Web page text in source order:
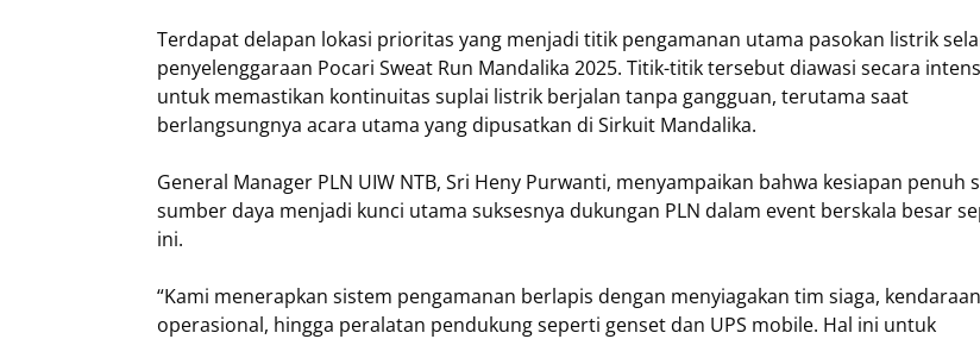
Terdapat delapan lokasi prioritas yang menjadi titik pengamanan utama pasokan listrik
penyelenggaraan Pocari Sweat Run Mandalika 2025. Titik-titik tersebut diawasi secara
untuk memastikan kontinuitas suplai listrik berjalan tanpa gangguan, terutama saat
berlangsungnya acara utama yang dipusatkan di Sirkuit Mandalika.
General Manager PLN UIW NTB, Sri Heny Purwanti, menyampaikan bahwa kesiapan penuh
sumber daya menjadi kunci utama suksesnya dukungan PLN dalam event berskala besar
ini.
“Kami menerapkan sistem pengamanan berlapis dengan menyiagakan tim siaga, kendaraan
operasional, hingga peralatan pendukung seperti genset dan UPS mobile. Hal ini untuk